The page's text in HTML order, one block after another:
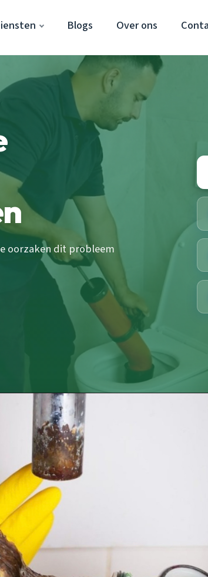
Blogs Over ons
oorzaken dit probleem